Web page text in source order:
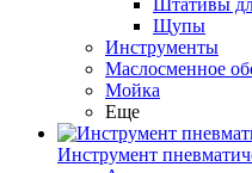
Штативы
Щупы
Инструменты
Маслосменное
Мойка
Еще
Инструмент